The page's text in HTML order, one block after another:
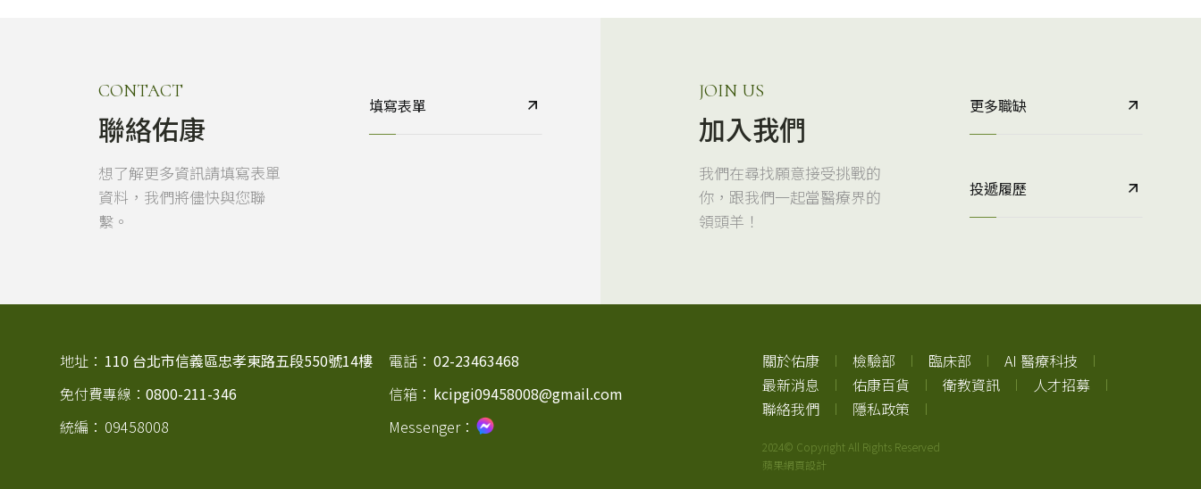
CONTACT
聯絡佑康
想了解更多資訊請填寫表單
資料，我們將儘快與您聯
繫。
填寫表單
JOIN US
加入我們
我們在尋找願意接受挑戰的
你，跟我們一起當醫療界的
領頭羊！
更多職缺
投遞履歷
地址： 110 台北市信義區忠孝東路五段550號14樓 電話： 02-23463468
免付費專線：0800-211-346 信箱： kcipgi09458008@gmail.com
統編： 09458008 Messenger：
關於佑康 檢驗部 臨床部
AI 醫療科技
最新消息
佑康百貨 衛教資訊
人才招募
聯絡我們
隱私政策
2024© Copyright All Rights Reserved
蘋果網頁設計